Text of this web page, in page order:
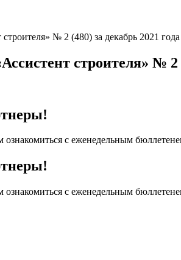
№ 2 (480) за декабрь 2021 года
строителя» № 2
с еженедельным
с еженедельным